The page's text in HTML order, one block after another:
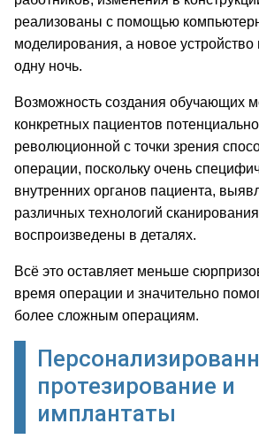
реализованы с помощью
моделирования, а новое устройство
одну ночь.
Возможность создания обучающих
конкретных пациентов
революционной с точки зрения
операции, поскольку очень
внутренних органов пациента,
различных технологий
воспроизведены в деталях.
Всё это оставляет меньше
время операции и значительно
более сложным операциям.
протезирование и
имплантаты